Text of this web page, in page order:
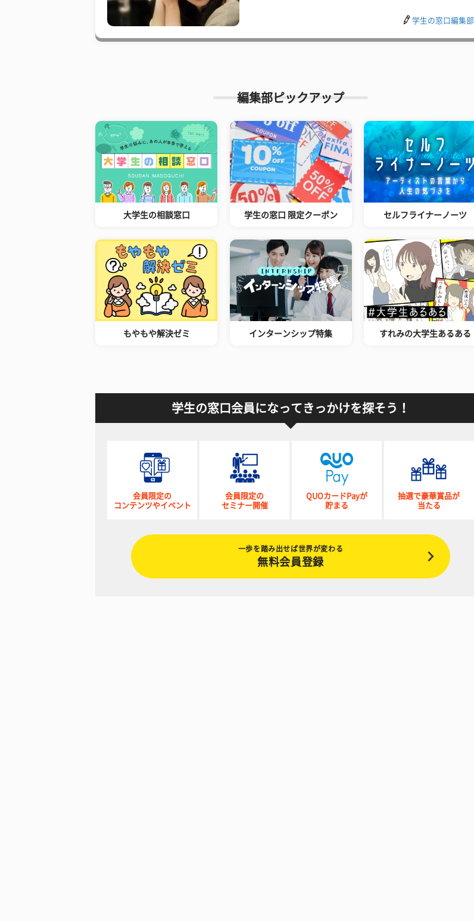
学生の窓口編集部
編集部ピックアップ
大学生の相談窓口 学生の窓口 限定クーポン セルフライナーノーツ
もやもや解決ゼミ インターンシップ特集 すれみの大学生あるある
学生の窓口会員になってきっかけを探そう！
会員限定の
コンテンツやイベント
会員限定の
セミナー開催
QUOカードPayが
貯まる
抽選で豪華賞品が
当たる
一歩を踏み出せば世界が変わる
無料会員登録